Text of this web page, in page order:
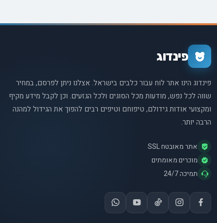
פינדוג
פינדוג הינו אתר לוח עבור כלבים בישראל. אצלנו ניתן לפרסם, במחיר
שווה לכל נפש, מודעות מכל הסוגים ולכל הגזעים. וכן לקבל מידע מקיף
ומקצועי אודות גידולם, טיפוחם וטיפים רבים להפוך את הגידול למהנה
הרבה יותר.
אתר מאובטח SSL
מוכרים מאומתים
תמיכה 24/7